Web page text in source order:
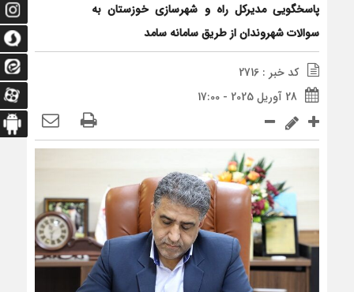
پاسخگویی مدیرکل راه و شهرسازی خوزستان به
سوالات شهروندان از طریق سامانه سامد
کد خبر : 2716
28 آوریل 2025 - 17:00